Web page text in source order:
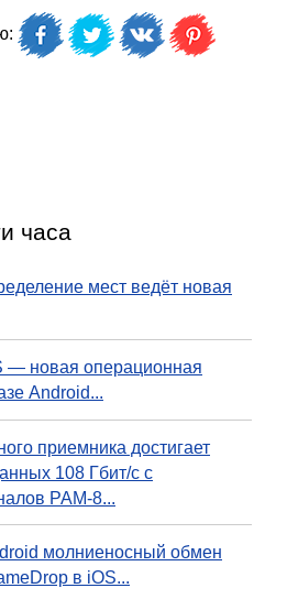
часа
мест ведёт новая
— новая операционная
Android...
приемника достигает
108 Гбит/с с
PAM-8...
молниеносный обмен
в iOS...